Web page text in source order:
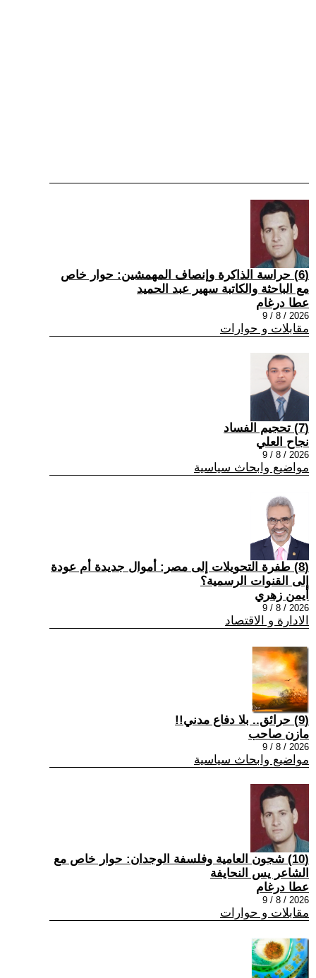
(6) حراسة الذاكرة وإنصاف المهمشين: حوار خاص
مع الباحثة والكاتبة سهير عبد الحميد
عطا درغام
2026 / 8 / 9
مقابلات و حوارات
(7) تحجيم الفساد
نجاح العلي
2026 / 8 / 9
مواضيع وابحاث سياسية
(8) طفرة التحويلات إلى مصر: أموال جديدة أم عودة
إلى القنوات الرسمية؟
أيمن زهري
2026 / 8 / 9
الادارة و الاقتصاد
(9) حرائق.. بلا دفاع مدني!!
مازن صاحب
2026 / 8 / 9
مواضيع وابحاث سياسية
(10) شجون العامية وفلسفة الوجدان: حوار خاص مع
الشاعر يس النحايفة
عطا درغام
2026 / 8 / 9
مقابلات و حوارات